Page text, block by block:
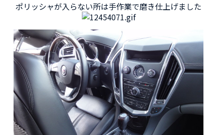
ポリッシャが入らない所は手作業で磨き仕上げました